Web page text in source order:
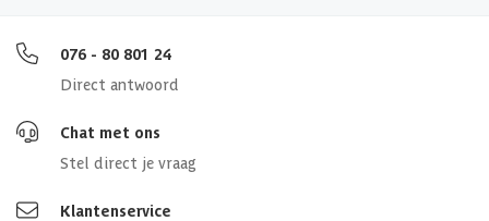
076 - 80 801 24
Direct antwoord
Chat met ons
Stel direct je vraag
Klantenservice